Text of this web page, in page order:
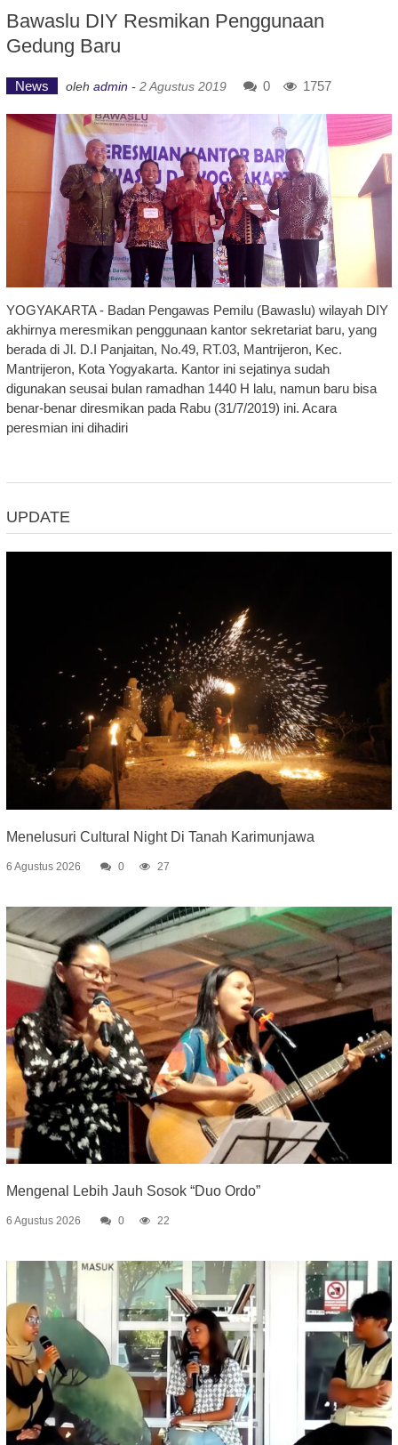
Bawaslu DIY Resmikan Penggunaan
Gedung Baru
News oleh admin - 2 Agustus 2019 0 1757
YOGYAKARTA - Badan Pengawas Pemilu (Bawaslu) wilayah DIY
akhirnya meresmikan penggunaan kantor sekretariat baru, yang
berada di Jl. D.I Panjaitan, No.49, RT.03, Mantrijeron, Kec.
Mantrijeron, Kota Yogyakarta. Kantor ini sejatinya sudah
digunakan seusai bulan ramadhan 1440 H lalu, namun baru bisa
benar-benar diresmikan pada Rabu (31/7/2019) ini. Acara
peresmian ini dihadiri
UPDATE
Menelusuri Cultural Night Di Tanah Karimunjawa
6 Agustus 2026 0 27
Mengenal Lebih Jauh Sosok “Duo Ordo”
6 Agustus 2026 0 22